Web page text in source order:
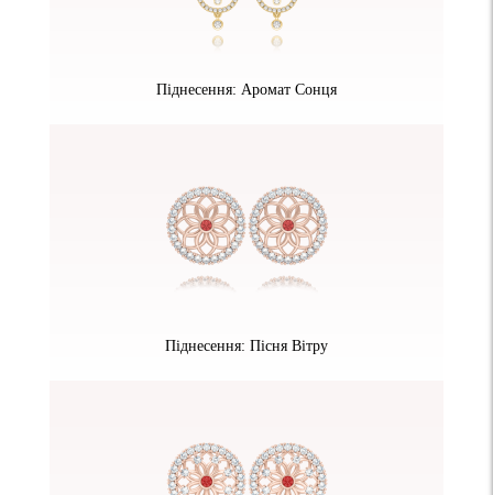
Піднесення: Аромат Сонця
Піднесення: Пісня Вітру